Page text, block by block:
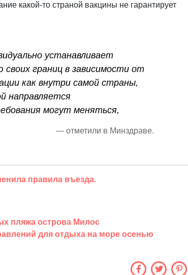
какой-то страной вакцины не гарантирует
устанавливает
своих границ в зависимости от
как внутри самой страны,
направляется
могут меняться,
— отметили в Минздраве.
правила въезда.
пляжа острова Милос
для отдыха на море осенью